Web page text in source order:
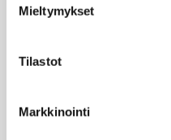
Mieltymykset
Tilastot
Markkinointi
Palkkaus
Työttömyys ja lomautukset